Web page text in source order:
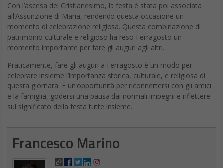
Con l’ascesa del Cristianesimo, la festa è stata poi associata
all’Assunzione di Maria, rendendo questa occasione un
momento di celebrazione religiosa. Questa combinazione di
patrimonio culturale e religioso ha reso Ferragosto un
momento importante per fare gli auguri agli altri.
Praticamente, fare gli auguri a Ferragosto è un modo per
celebrare insieme l’importanza storica, culturale, e religiosa di
questa giornata. È un’opportunità per riconnettersi con gli amici
e la famiglia, godersi una pausa dai normali impegni e riflettere
sul significato della festa tutte insieme.
Francesco Marino